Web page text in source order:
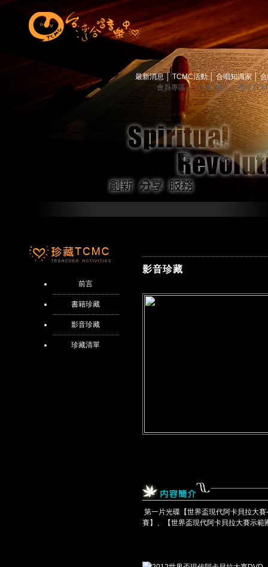
最新消息 TCMC活動│ 合唱知識家│
會員專區│ TCMC會訊│ 關於
前言
書籍珍藏
影音珍藏
珍藏清單
影音珍藏
第一片光碟【世界盃現代阿卡貝拉大
賽】、【世界盃現代阿卡貝拉大賽示